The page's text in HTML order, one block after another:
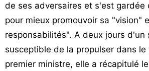
de ses adversaires et s'est gardée
pour mieux promouvoir sa "vision"
responsabilités". A deux jours d'un
susceptible de la propulser dans
premier ministre, elle a récapitulé